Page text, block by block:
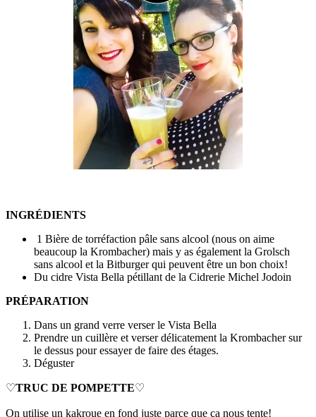
INGRÉDIENTS
1 Bière de torréfaction pâle sans alcool (nous on aime
beaucoup la Krombacher) mais y as également la Grolsch
sans alcool et la Bitburger qui peuvent être un bon choix!
Du cidre Vista Bella pétillant de la Cidrerie Michel Jodoin
PRÉPARATION
Dans un grand verre verser le Vista Bella
Prendre un cuillère et verser délicatement la Krombacher sur
le dessus pour essayer de faire des étages.
Déguster
♡TRUC DE POMPETTE♡
On utilise un kakroue en fond juste parce que ça nous tente!